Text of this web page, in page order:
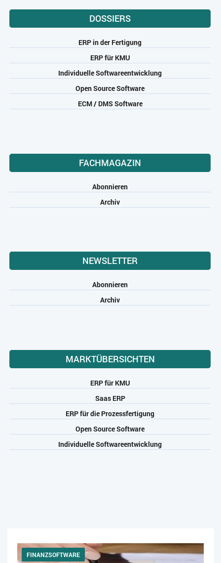
DOSSIERS
ERP in der Fertigung
ERP für KMU
Individuelle Softwareentwicklung
Open Source Software
ECM / DMS Software
FACHMAGAZIN
Abonnieren
Archiv
NEWSLETTER
Abonnieren
Archiv
MARKTÜBERSICHTEN
ERP für KMU
Saas ERP
ERP für die Prozessfertigung
Open Source Software
Individuelle Softwareentwicklung
FINANZSOFTWARE